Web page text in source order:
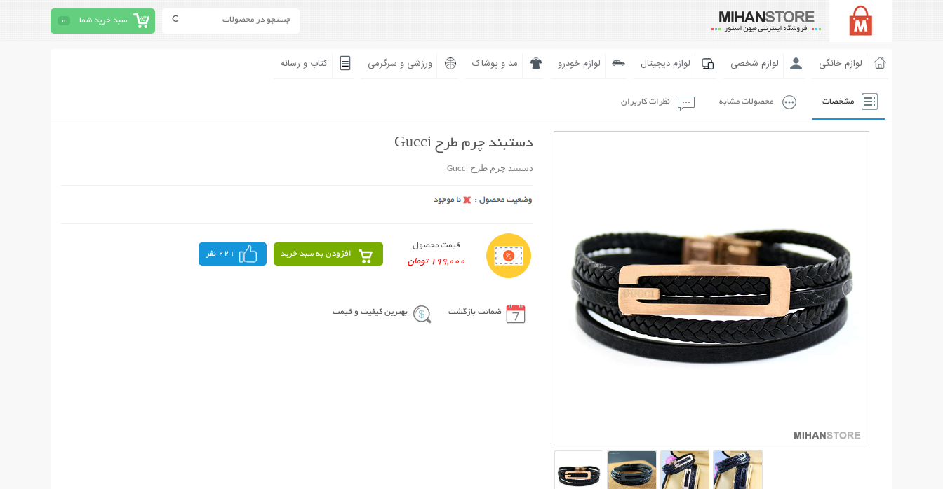
سبد خرید شما 0
لوازم خانگی لوازم شخصی لوازم دیجیتال لوازم خودرو مد و پوشاک ورزشی و سرگرمی کتاب و رسانه
مشخصات محصولات مشابه نظرات کاربران
دستبند چرم طرح Gucci
دستبند چرم طرح Gucci
قیمت محصول
199,000 تومان
افزودن به سبد خرید 221 نفر
ضمانت بازگشت بهترین کیفیت و قیمت